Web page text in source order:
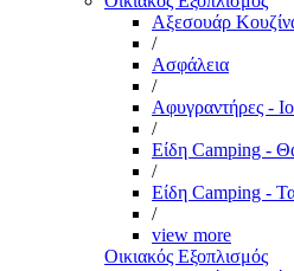
Αξεσουάρ
/
Ασφάλεια
/
Αφυγραντήρες -
/
Είδη Camping -
/
Είδη Camping -
/
view more
Οικιακός Εξοπλισμός